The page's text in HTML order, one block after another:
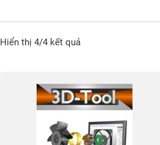
Hiển thị 4/4 kết quả